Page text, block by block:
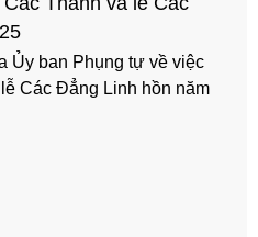
Ủy ban Phụng tự về việc
Các Đẳng Linh hồn năm